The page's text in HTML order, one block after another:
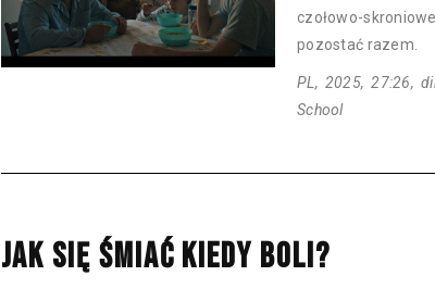
czołowo-
pozostać razem.
PL, 2025, 27:26,
School
JAK SIĘ ŚMIAĆ KIEDY BOLI?